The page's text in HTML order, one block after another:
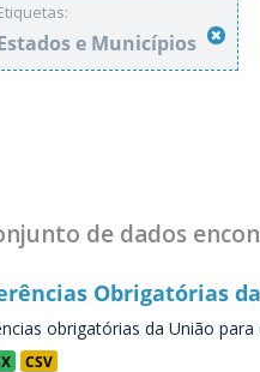
e Municípios
de dados
Obrigatórias
obrigatórias da União
CSV